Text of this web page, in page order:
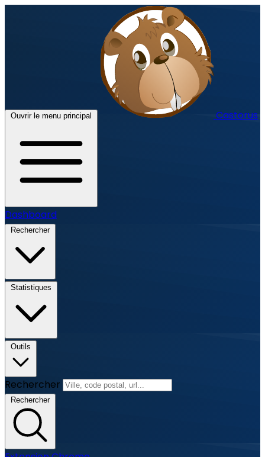
Ouvrir le menu principal Castorus
Dashboard
Rechercher
Statistiques
Outils
Rechercher
Rechercher